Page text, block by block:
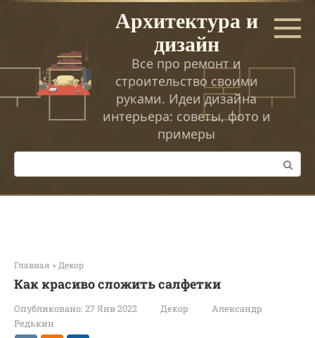
Перейти
Архитектура и
дизайн
Все про ремонт и
строительство своими
руками. Идеи дизайна
интерьера: советы, фото и
примеры
Поиск:
Главная » Декор
Как красиво сложить салфетки
Опубликовано: 27 Янв 2022 Декор
Александр
Редькин